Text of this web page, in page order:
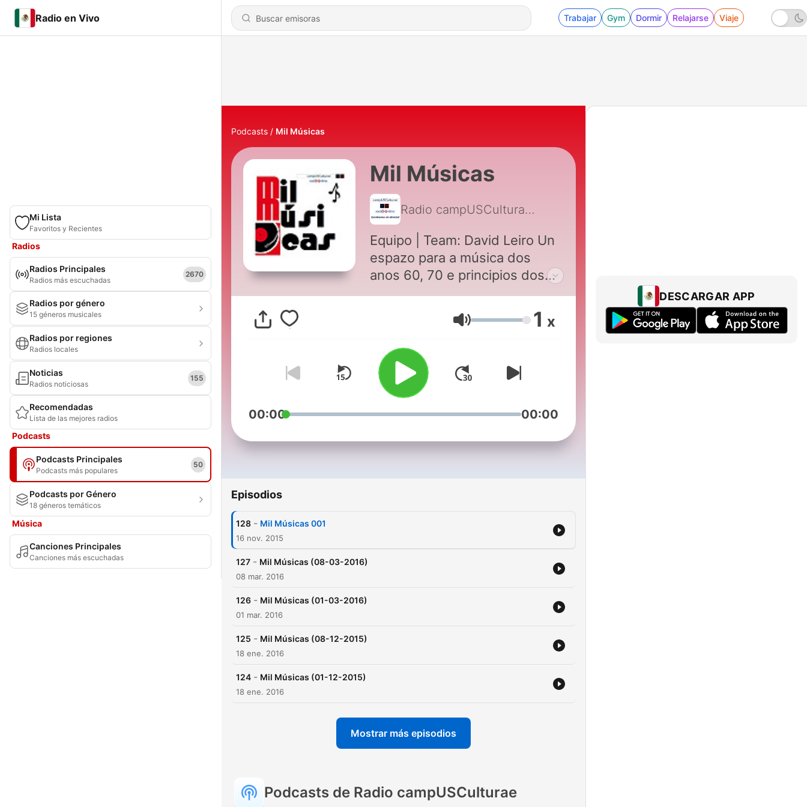
Radio en Vivo Trabajar Gym Dormir Relajarse Viaje
Mi Lista
Favoritos y Recientes
Radios
Radios Principales
Radios más escuchadas
2670
Radios por género
15 géneros musicales
Radios por regiones
Radios locales
Noticias
Radios noticiosas
155
Recomendadas
Lista de las mejores radios
Podcasts
Podcasts Principales
Podcasts más populares
50
Podcasts por Género
18 géneros temáticos
Música
Canciones Principales
Canciones más escuchadas
Podcasts Mil Músicas
Mil Músicas
Radio campUSCulturae
Equipo | Team: David Leiro Un
espazo para a música dos
anos 60, 70 e principios dos
80 | Un espacio para la música
de los años 60, 70 y principios
de los 80 | Program about
music of the 60s, 70s and
early 80s
Volumen 1 x
00:00 00:00
Episodios
128 - Mil Músicas 001
16 nov. 2015
127 - Mil Músicas (08-03-2016)
08 mar. 2016
126 - Mil Músicas (01-03-2016)
01 mar. 2016
125 - Mil Músicas (08-12-2015)
18 ene. 2016
124 - Mil Músicas (01-12-2015)
18 ene. 2016
Mostrar más episodios
Podcasts de Radio campUSCulturae
DESCARGAR APP